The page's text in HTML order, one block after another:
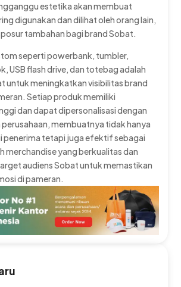
estetika akan membuat
digunakan dan dilihat oleh orang lain,
tambahan bagi brand Sobat.
seperti powerbank, tumbler,
USB flash drive, dan totebag adalah
untuk meningkatkan visibilitas brand
Setiap produk memiliki
dan dapat dipersonalisasi dengan
membuatnya tidak hanya
penerima tetapi juga efektif sebagai
merchandise yang berkualitas dan
audiens Sobat untuk memastikan
di pameran.